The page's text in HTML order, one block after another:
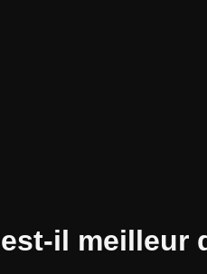
il meilleur